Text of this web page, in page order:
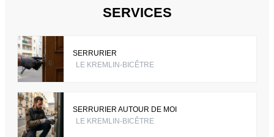
SERVICES
SERRURIER
LE KREMLIN-BICÊTRE
SERRURIER AUTOUR DE MOI
LE KREMLIN-BICÊTRE